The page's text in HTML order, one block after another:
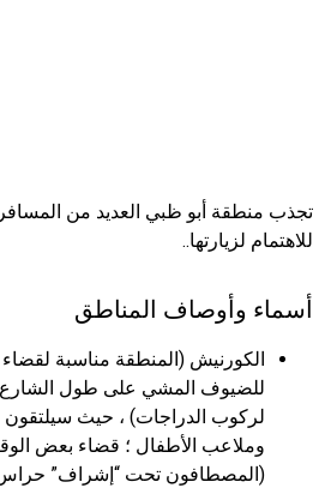
تجذب منطقة أبو ظبي العديد من
للاهتمام لزيارتها..
أسماء وأوصاف المناطق
الكورنيش (المنطقة مناسبة
للضيوف المشي على طول
لركوب الدراجات) ، حيث
وملاعب الأطفال ؛ قضاء بعض
(المصطافون تحت “إشراف” حراس